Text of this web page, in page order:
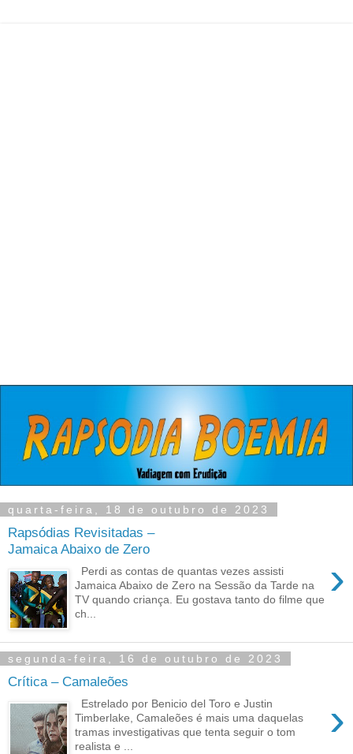
quarta-feira, 18 de outubro de 2023
Rapsódias Revisitadas –
Jamaica Abaixo de Zero
›
Perdi as contas de quantas vezes assisti
Jamaica Abaixo de Zero na Sessão da Tarde na
TV quando criança. Eu gostava tanto do filme que
ch...
segunda-feira, 16 de outubro de 2023
Crítica – Camaleões
›
Estrelado por Benicio del Toro e Justin
Timberlake, Camaleões é mais uma daquelas
tramas investigativas que tenta seguir o tom
realista e ...